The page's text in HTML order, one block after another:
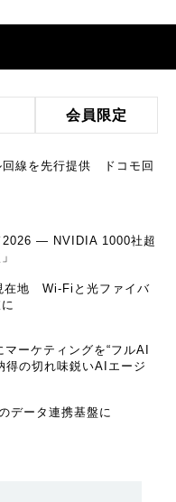
会員限定
回線を先行提供 ドコモ回
2026 ― NVIDIA 1000社超
在地 Wi-Fiと光ファイバ
ーケティングを“フルAI
の切れ味鋭いAIエージ
データ連携基盤に